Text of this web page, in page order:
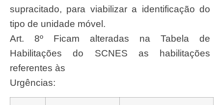
supracitado, para viabilizar a identificação do
tipo de unidade móvel.
Art. 8º Ficam alteradas na Tabela de
Habilitações do SCNES as habilitações
referentes às
Urgências: